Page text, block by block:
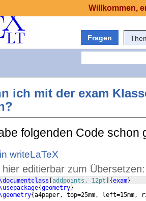
Fragen
ich mit der exam
folgenden Code schon
writeLaTeX
hier editierbar zum Übersetzen:
addpoints, 12pt {exam}
{geometry}
{a4paper, top=25mm, left=15mm,
Willkommen,